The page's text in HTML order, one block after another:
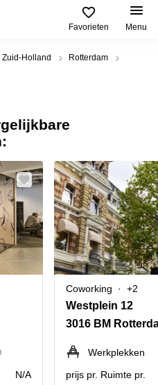
Favorieten Menu
Zuid-Holland
Rotterdam
N/A
Coworking +2
Westplein 12
3016 BM
Werkplekken
prijs pr. Ruimte pr.